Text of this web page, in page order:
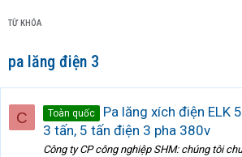
TỪ KHÓA
pa lăng điện 3
C Toàn quốc
Pa lăng xích điện ELK
3 tấn, 5 tấn điện 3 pha 380v
Công ty CP công nghiệp SHM: chúng tôi